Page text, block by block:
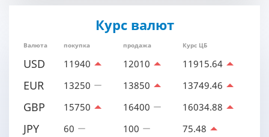
Курс валют
Валюта покупка продажа Курс ЦБ
USD 11940 12010 11915.64
EUR 13250 13850 13749.46
GBP 15750 16400 16034.88
JPY 60 100 75.48